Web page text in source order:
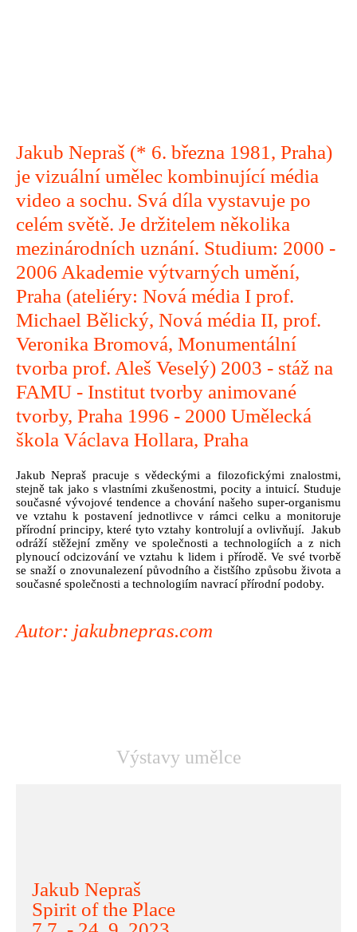
Jakub Nepraš (* 6. března 1981, Praha)
je vizuální umělec kombinující média
video a sochu. Svá díla vystavuje po
celém světě. Je držitelem několika
mezinárodních uznání. Studium: 2000 -
2006 Akademie výtvarných umění,
Praha (ateliéry: Nová média I prof.
Michael Bělický, Nová média II, prof.
Veronika Bromová, Monumentální
tvorba prof. Aleš Veselý) 2003 - stáž na
FAMU - Institut tvorby animované
tvorby, Praha 1996 - 2000 Umělecká
škola Václava Hollara, Praha
Jakub Nepraš pracuje s vědeckými a filozofickými znalostmi,
stejně tak jako s vlastními zkušenostmi, pocity a intuicí. Studuje
současné vývojové tendence a chování našeho super-organismu
ve vztahu k postavení jednotlivce v rámci celku a monitoruje
přírodní principy, které tyto vztahy kontrolují a ovlivňují. Jakub
odráží stěžejní změny ve společnosti a technologiích a z nich
plynoucí odcizování ve vztahu k lidem i přírodě. Ve své tvorbě
se snaží o znovunalezení původního a čistšího způsobu života a
současné společnosti a technologiím navrací přírodní podoby.
Autor: jakubnepras.com
Výstavy umělce
Jakub Nepraš
Spirit of the Place